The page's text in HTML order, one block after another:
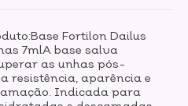
Fortilon Dailus
7mlA base salva
as unhas pós-
resistência, aparência e
Indicada para